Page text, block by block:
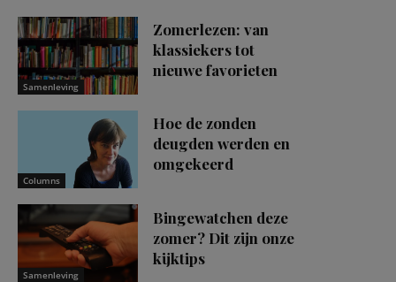
Samenleving
Zomerlezen: van
klassiekers tot
nieuwe favorieten
Columns
Hoe de zonden
deugden werden en
omgekeerd
Samenleving
Bingewatchen deze
zomer? Dit zijn onze
kijktips